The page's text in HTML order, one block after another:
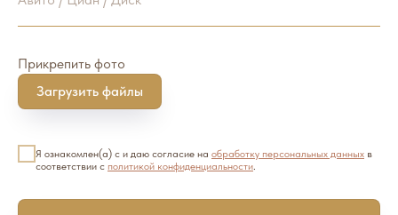
Прикрепить фото
Загрузить файлы
Я ознакомлен(а) с и даю согласие на обработку персональных данных в
соответствии с политикой конфиденциальности